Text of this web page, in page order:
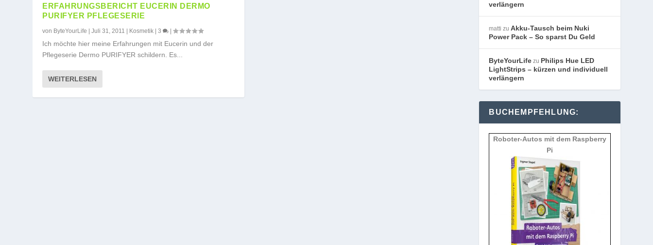
ERFAHRUNGSBERICHT EUCERIN DERMO
PURIFYER PFLEGESERIE
von ByteYourLife |Juli 31, 2011 Kosmetik |3 |
Ich möchte hier meine Erfahrungen mit Eucerin und der
Pflegeserie Dermo PURIFYER schildern. Es...
WEITERLESEN
verlängern
matti zuAkku-Tausch beim Nuki
Power Pack – So sparst Du Geld
ByteYourLife zu Philips Hue LED
LightStrips – kürzen und individuell
verlängern
BUCHEMPFEHLUNG:
Roboter-Autos mit dem Raspberry
Pi